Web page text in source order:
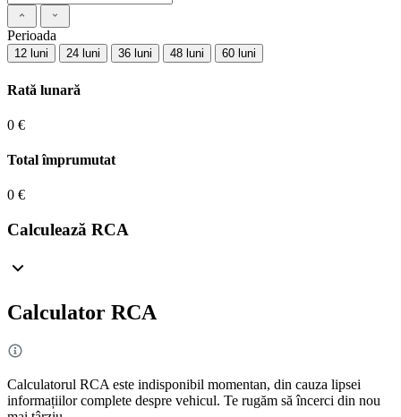
Perioada
12 luni 24 luni 36 luni 48 luni 60 luni
Rată lunară
0 €
Total împrumutat
0 €
Calculează RCA
Calculator RCA
Calculatorul RCA este indisponibil momentan, din cauza lipsei
informațiilor complete despre vehicul. Te rugăm să încerci din nou